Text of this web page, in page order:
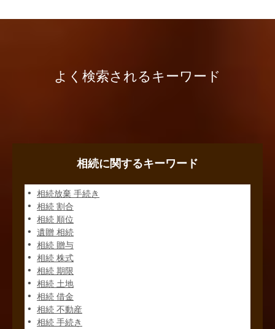
よく検索されるキーワード
相続に関するキーワード
相続放棄 手続き
相続 割合
相続 順位
遺贈 相続
相続 贈与
相続 株式
相続 期限
相続 土地
相続 借金
相続 不動産
相続 手続き